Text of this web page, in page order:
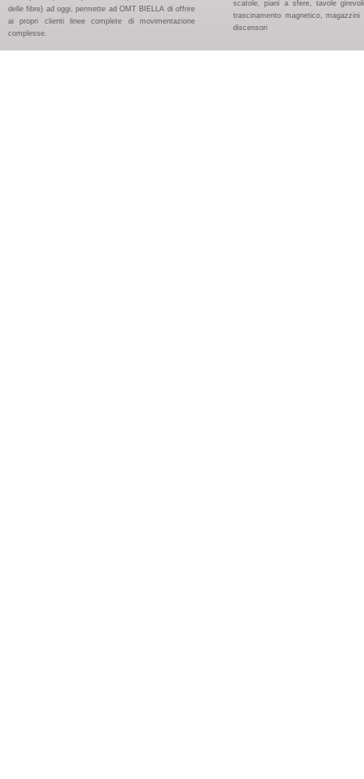
delle fibre) ad oggi, permette ad OMT BIELLA di offrire
ai propri clienti linee complete di movimentazione
complesse.
scatole, piani a sfere, tavole
trascinamento magnetico, magazzini
discensori